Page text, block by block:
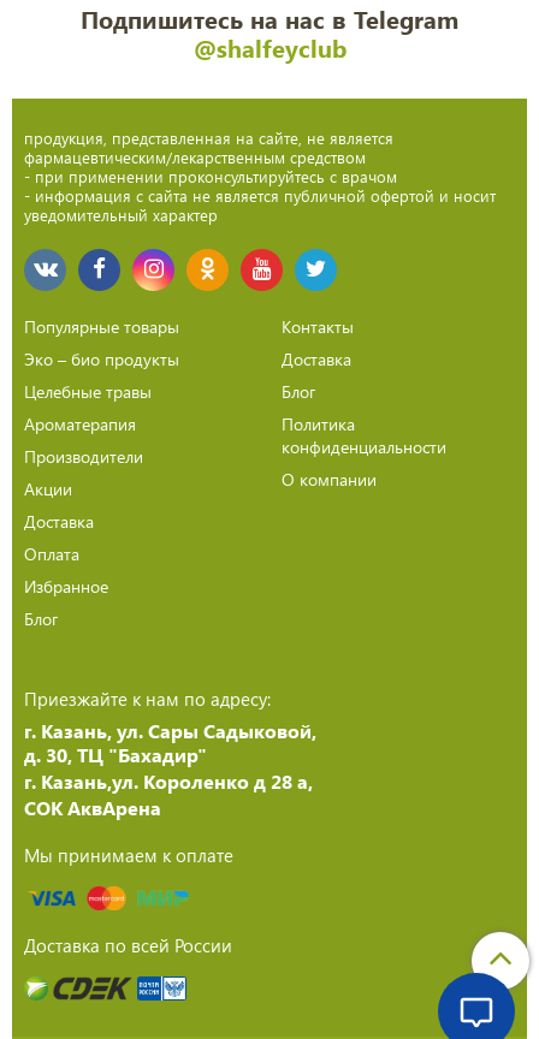
Подпишитесь на нас в Telegram
@shalfeyclub
продукция, представленная на сайте, не является
фармацевтическим/лекарственным средством
- при применении проконсультируйтесь с врачом
- информация с сайта не является публичной офертой и носит
уведомительный характер
Популярные товары
Эко – био продукты
Целебные травы
Ароматерапия
Производители
Акции
Доставка
Оплата
Избранное
Блог
Контакты
Доставка
Блог
Политика
конфиденциальности
О компании
Приезжайте к нам по адресу:
г. Казань, ул. Сары Садыковой,
д. 30, ТЦ "Бахадир"
г. Казань,ул. Короленко д 28 а,
СОК АквАрена
Мы принимаем к оплате
Доставка по всей России